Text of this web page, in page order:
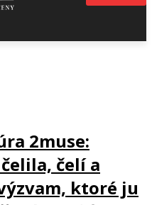
2muse:
čelí a
ktoré ju